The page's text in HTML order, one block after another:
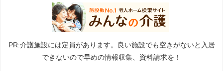
PR:介護施設には定員があります。良い施設でも空きがないと入居
できないので早めの情報収集、資料請求を！